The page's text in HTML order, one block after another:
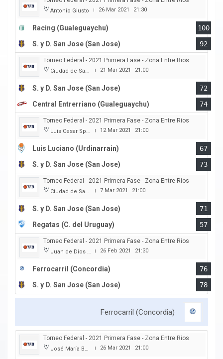
Antonio Giusto | 26 Mar 2021 21:30
Racing (Gualeguaychu)
100
S. y D. San Jose (San Jose)
92
Torneo Federal - 2021 Primera Fase - Zona Entre Rios
Ciudad de San Jose | 21 Mar 2021 21:00
S. y D. San Jose (San Jose)
72
Central Entrerriano (Gualeguaychu)
74
Torneo Federal - 2021 Primera Fase - Zona Entre Rios
Luis Cesar Spiazzi | 12 Mar 2021 21:00
Luis Luciano (Urdinarrain)
67
S. y D. San Jose (San Jose)
73
Torneo Federal - 2021 Primera Fase - Zona Entre Rios
Ciudad de San Jose | 7 Mar 2021 21:00
S. y D. San Jose (San Jose)
71
Regatas (C. del Uruguay)
57
Torneo Federal - 2021 Primera Fase - Zona Entre Rios
Juan de Dios Obregon | 26 Feb 2021 21:30
Ferrocarril (Concordia)
76
S. y D. San Jose (San Jose)
78
Ferrocarril (Concordia)
Torneo Federal - 2021 Primera Fase - Zona Entre Rios
José María Bertora | 26 Mar 2021 21:00